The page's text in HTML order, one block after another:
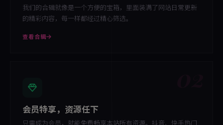
我们的合辑就像是一个方便的宝箱，里面装满了网站日常更新
的精彩内容，每一样都经过精心筛选。
查看合辑
会员特享，资源任下
只需成为会员，就能免费畅享本站所有资源。抖音、快手热门